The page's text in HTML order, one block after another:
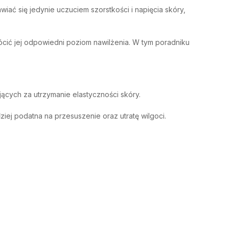
się jedynie uczuciem szorstkości i napięcia skóry,
jej odpowiedni poziom nawilżenia. W tym poradniku
za utrzymanie elastyczności skóry.
podatna na przesuszenie oraz utratę wilgoci.